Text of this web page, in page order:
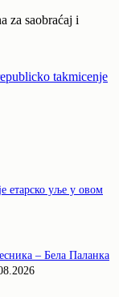
za saobraćaj i
takmicenje
етарско уље у овом
– Бела Паланка